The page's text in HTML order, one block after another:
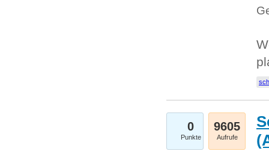
0
Punkte
9605
Aufrufe